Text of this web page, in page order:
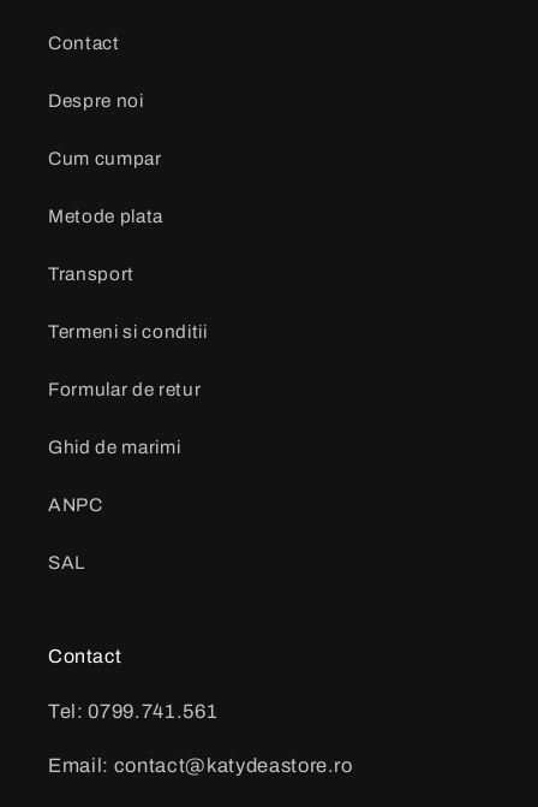
Contact
Despre noi
Cum cumpar
Metode plata
Transport
Termeni si conditii
Formular de retur
Ghid de marimi
ANPC
SAL
Contact
Tel: 0799.741.561
Email: contact@katydeastore.ro